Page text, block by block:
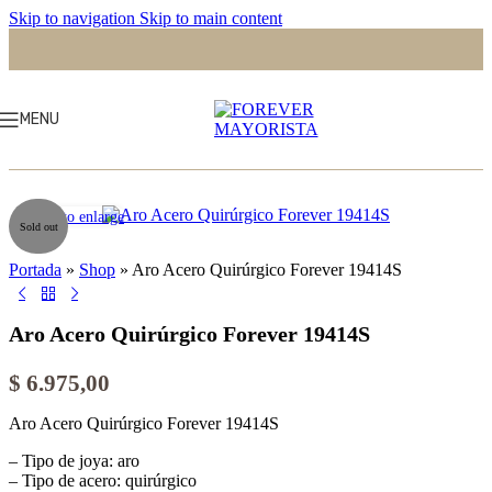
Skip to navigation Skip to main content
MENU
Sold out
Click to enlarge
Portada » Shop » Aro Acero Quirúrgico Forever 19414S
Aro Acero Quirúrgico Forever 19414S
$ 6.975,00
Aro Acero Quirúrgico Forever 19414S
– Tipo de joya: aro
– Tipo de acero: quirúrgico